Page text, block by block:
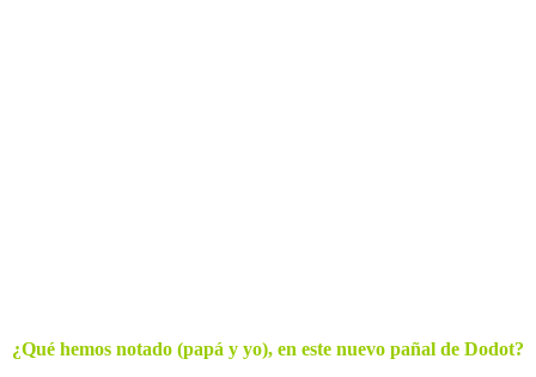
¿Qué hemos notado (papá y yo), en este nuevo pañal de Dodot?